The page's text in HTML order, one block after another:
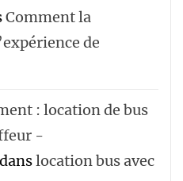
Comment la
de
: location de bus
-
danslocation bus avec